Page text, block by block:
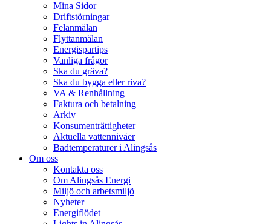
Mina Sidor
Driftstörningar
Felanmälan
Flyttanmälan
Energispartips
Vanliga frågor
Ska du gräva?
Ska du bygga eller riva?
VA & Renhållning
Faktura och betalning
Arkiv
Konsumenträttigheter
Aktuella vattennivåer
Badtemperaturer i Alingsås
Om oss
Kontakta oss
Om Alingsås Energi
Miljö och arbetsmiljö
Nyheter
Energiflödet